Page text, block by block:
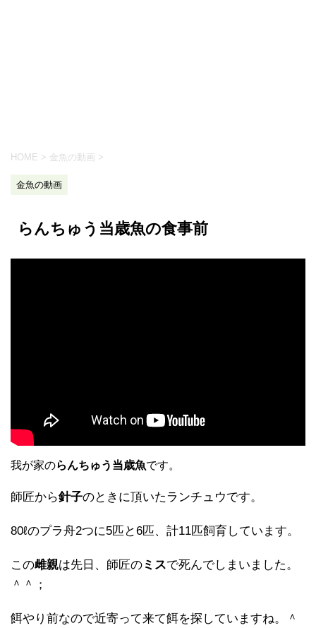
HOME > 金魚の動画 >
金魚の動画
らんちゅう当歳魚の食事前
我が家のらんちゅう当歳魚です。
師匠から針子のときに頂いたランチュウです。
80ℓのプラ舟2つに5匹と6匹、計11匹飼育しています。
この雌親は先日、師匠の ミスで死んでしまいました。
＾＾；
餌やり前なので近寄って来て餌を探していますね。＾